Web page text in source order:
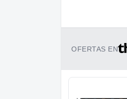
OFERTAS EN